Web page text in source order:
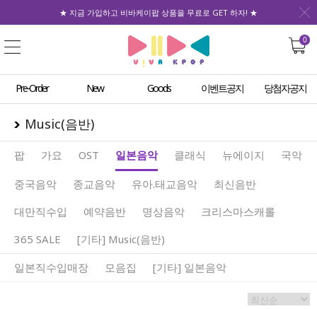
★ 지금 가입하고 비바케이팝 상품을 무료로 GET 하자! ★
0
Pre-Order New Goods 이벤트공지 당첨자공지
Music(음반)
팝 가요 OST 일본음악 클래식 뉴에이지 국악
중국음악 종교음악 유아.태교음악
최신음반
대만직수입
예약음반 명상음악
크리스마스캐롤
365 SALE
[기타] Music(음반)
일본직수입매장
모음집 [기타] 일본음악